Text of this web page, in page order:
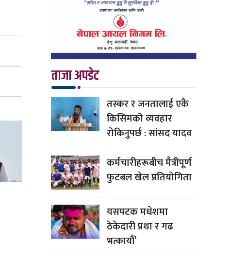
ताजा अपडेट
तस्कर र जनतालाई एकै
किसिमको व्यवहार
रोकिनुपर्छ : सांसद यादव
कर्मचारीहरूबीच मैत्रीपूर्ण
फुटबल खेल प्रतियोगिता
यसपटक मधेशमा
ठेकेदारी प्रथा र गढ
भत्कायौं’